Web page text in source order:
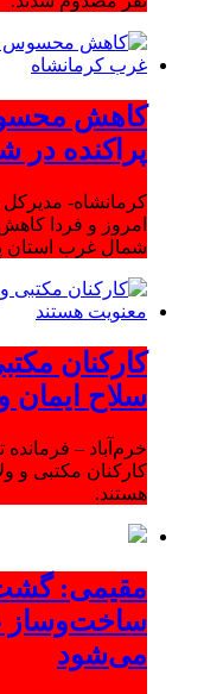
کاهش
پراکنده در
کرمانشاه-
امروز و فردا
شمال غرب استان
کارکنان
سلاح ایمان
کارکنان مکتبی و
هستند.
مقیمی:
ساخت‌وساز
می‌شود